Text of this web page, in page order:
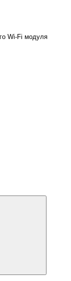
Wi-Fi модуля